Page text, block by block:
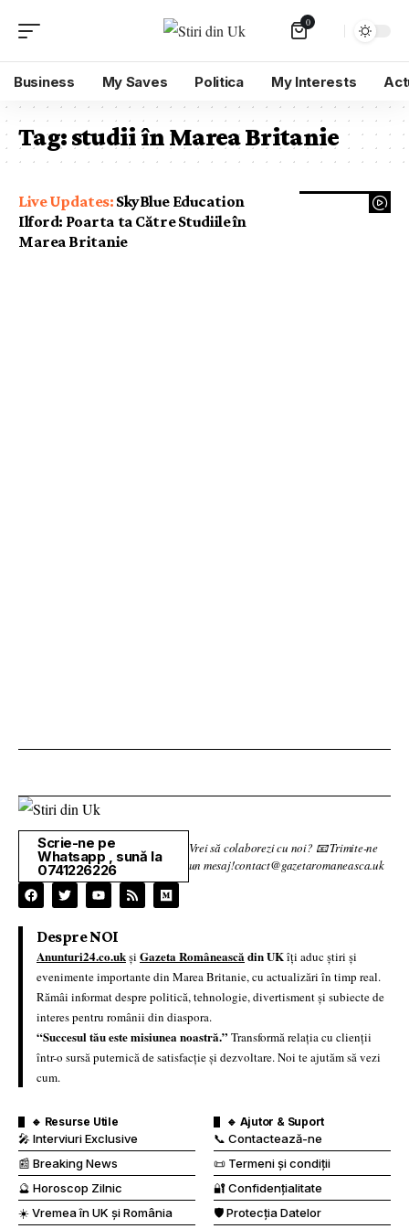
0
Business My Saves Politica My Interests
Tag:studii în Marea Britanie
SkyBlue Education
Ilford: Poarta ta Către Studiile în
Marea Britanie
Scrie-ne pe
Whatsapp , sună la
0741226226
Vrei să colaborezi cu noi? 📧 Trimite-ne
un mesaj!contact@gazetaromaneasca.uk
Despre NOI
Anunturi24.co.ukși Gazeta Româneascădin UKîți aduc știri și
evenimente importante din Marea Britanie, cu actualizări în timp real.
Rămâi informat despre politică, tehnologie, divertisment și subiecte de
interes pentru românii din diaspora.
“Succesul tău este misiunea noastră.” Transformă relația cu clienții
într-o sursă puternică de satisfacție și dezvoltare. Noi te ajutăm să vezi
cum.
🔹 Resurse Utile
🎤 Interviuri Exclusive
📰 Breaking News
🔮 Horoscop Zilnic
☀️ Vremea în UK și România
🔹 Ajutor & Suport
📞 Contactează-ne
📜 Termeni și condiții
🔐 Confidențialitate
🛡️ Protecția Datelor